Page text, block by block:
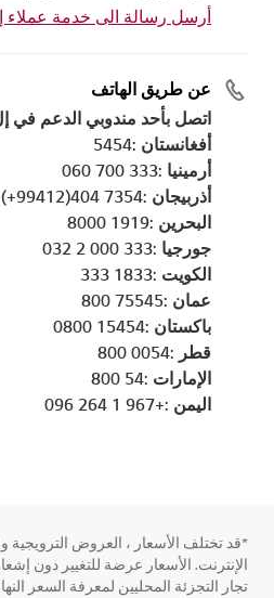
أرسل رسالة الى خدمة عملاء
عن طريق الهاتف
اتصل بأحد مندوبي الدعم في
أفغانستان :5454
أرمينيا :333 700 060
أذربيجان :7354 404(99412+)
البحرين :1919 8000
جورجيا :333 000 2 032
الكويت :1833 333
عمان :75545 800
باكستان :15454 0800
قطر :0054 800
الإمارات :54 800
اليمن :+967 1 264 096
*قد تختلف الأسعار ، العروض الترويجية
الإنترنت. الأسعار عرضة للتغيير دون
تجار التجزئة المحليين لمعرفة السعر